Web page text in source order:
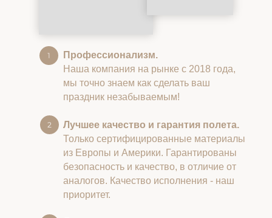
Профессионализм.
Наша компания на рынке с 2018 года,
мы точно знаем как сделать ваш
праздник незабываемым!
Лучшее качество и гарантия полета.
Только сертифицированные материалы
из Европы и Америки. Гарантированы
безопасность и качество, в отличие от
аналогов. Качество исполнения - наш
приоритет.